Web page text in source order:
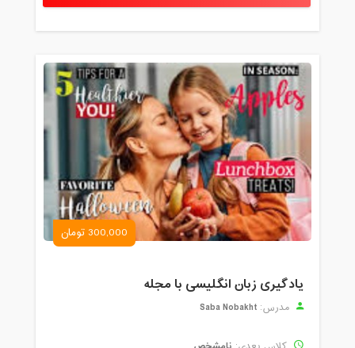
300,000 تومان
یادگیری زبان انگلیسی با مجله
مدرس: Saba Nobakht